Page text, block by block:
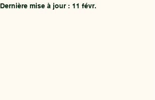
Dernière mise à jour : 11 févr.